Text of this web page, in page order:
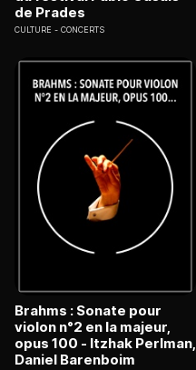
de Prades
CULTURE CONCERTS
Brahms : Sonate pour
violon n°2 en la majeur,
opus 100 - Itzhak Perlman,
Daniel Barenboim